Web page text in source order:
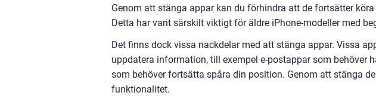
Genom att stänga appar kan du förhindra att de fortsätter
Detta har varit särskilt viktigt för äldre iPhone-modeller med
Det finns dock vissa nackdelar med att stänga appar. Vissa
uppdatera information, till exempel e-postappar som behöver
som behöver fortsätta spåra din position. Genom att stänga
funktionalitet.